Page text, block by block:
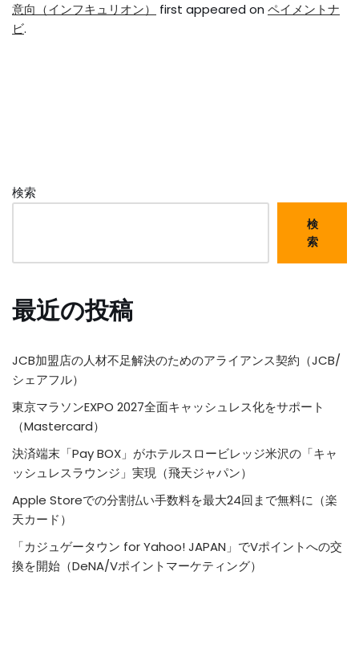
意向（インフキュリオン）
first appeared on ペイメントナ
ビ.
検索
検
索
最近の投稿
JCB加盟店の人材不足解決のためのアライアンス契約（JCB/
シェアフル）
東京マラソンEXPO 2027全面キャッシュレス化をサポート
（Mastercard）
決済端末「Pay BOX」がホテルスロービレッジ米沢の「キャ
ッシュレスラウンジ」実現（飛天ジャパン）
Apple Storeでの分割払い手数料を最大24回まで無料に（楽
天カード）
「カジュゲータウン for Yahoo! JAPAN」でVポイントへの交
換を開始（DeNA/Vポイントマーケティング）